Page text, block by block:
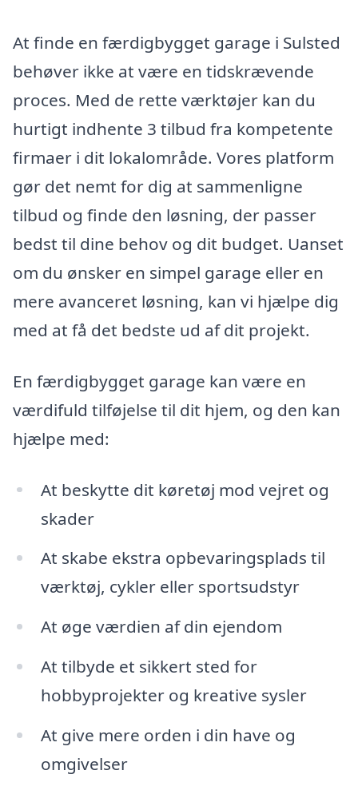
At finde en færdigbygget garage i Sulsted
behøver ikke at være en tidskrævende
proces. Med de rette værktøjer kan du
hurtigt indhente 3 tilbud fra kompetente
firmaer i dit lokalområde. Vores platform
gør det nemt for dig at sammenligne
tilbud og finde den løsning, der passer
bedst til dine behov og dit budget. Uanset
om du ønsker en simpel garage eller en
mere avanceret løsning, kan vi hjælpe dig
med at få det bedste ud af dit projekt.
En færdigbygget garage kan være en
værdifuld tilføjelse til dit hjem, og den kan
hjælpe med:
At beskytte dit køretøj mod vejret og
skader
At skabe ekstra opbevaringsplads til
værktøj, cykler eller sportsudstyr
At øge værdien af din ejendom
At tilbyde et sikkert sted for
hobbyprojekter og kreative sysler
At give mere orden i din have og
omgivelser